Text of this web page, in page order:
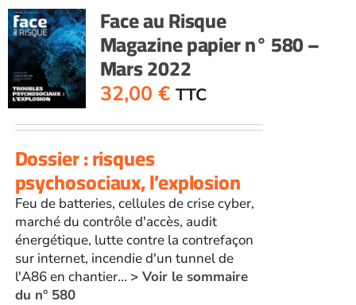
579
-
Février
2022
Face au Risque
Magazine papier n° 580 –
Mars 2022
32,00 € TTC
Dossier : risques
psychosociaux, l’explosion
Feu de batteries, cellules de crise cyber,
marché du contrôle d'accès, audit
énergétique, lutte contre la contrefaçon
sur internet, incendie d'un tunnel de
l'A86 en chantier... > Voir le sommaire
du n° 580